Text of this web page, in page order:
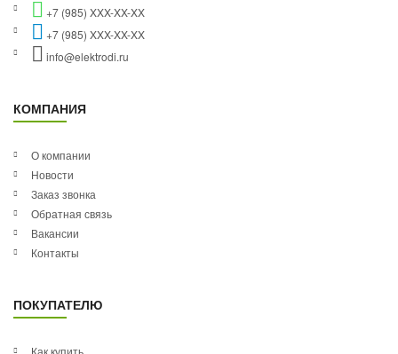
+7 (985) XXX-XX-XX
+7 (985) XXX-XX-XX
info@elektrodi.ru
КОМПАНИЯ
О компании
Новости
Заказ звонка
Обратная связь
Вакансии
Контакты
ПОКУПАТЕЛЮ
Как купить